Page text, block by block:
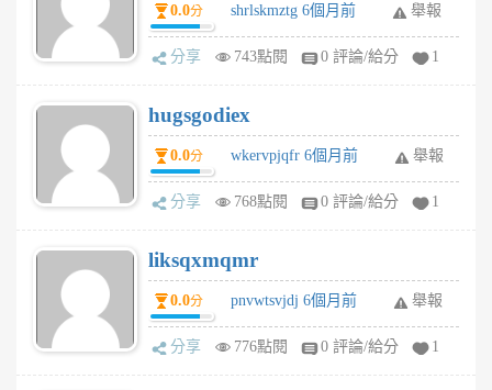
0.0分 shrlskmztg 6個月前 舉報
分享 743點閱 0 評論/給分 1
hugsgodiex
0.0分 wkervpjqfr 6個月前 舉報
分享 768點閱 0 評論/給分 1
liksqxmqmr
0.0分 pnvwtsvjdj 6個月前 舉報
分享 776點閱 0 評論/給分 1